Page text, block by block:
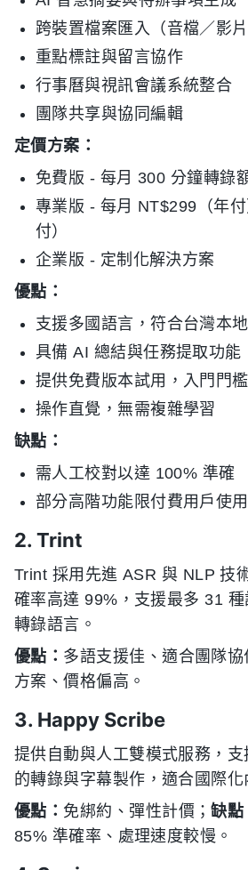
跨裝置檔案匯入（音檔／影片
重點標註與留言協作
行事曆與視訊會議系統整合
團隊共享與協同編輯
定價方案：
免費版 - 每月 300 分鐘轉錄
專業版 - 每月 NT$299（年
付）
企業版 - 定制化解決方案
優點：
支援多國語言，符合台灣本
具備 AI 總結與任務提取功能
提供免費版本試用，入門門
操作直覺，無需複雜學習
缺點：
需人工校對以達 100% 準確
部分高階功能限付費用戶使用
2. Trint
Trint 採用先進 ASR 與 NLP 技
確率高達 99%，支援最多 31
轉錄語言。
優點： 多語支援佳、適合團隊協
方案、價格偏高。
3. Happy Scribe
提供自動與人工雙模式服務，
的轉錄與字幕製作，適合國際化
優點： 免綁約、彈性計價；缺點
85% 準確率、處理速度較慢。